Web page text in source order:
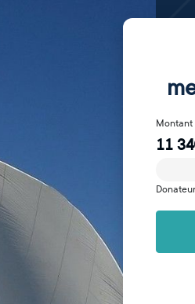
Montant
11